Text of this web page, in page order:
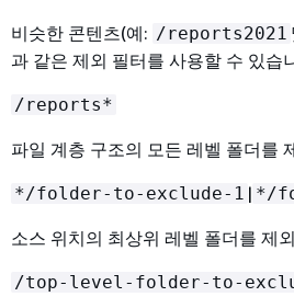
비슷한 콘텐츠(예: /reports2021
과 같은 제외 필터를 사용할 수 있습
/reports*
파일 계층 구조의 모든 레벨 폴더를
*/folder-to-exclude-1 | */
소스 위치의 최상위 레벨 폴더를 제
/top-level-folder-to-